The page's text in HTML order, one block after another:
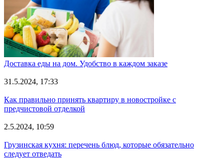
Доставка еды на дом. Удобство в каждом заказе
31.5.2024, 17:33
Как правильно принять квартиру в новостройке с
предчистовой отделкой
2.5.2024, 10:59
Грузинская кухня: перечень блюд, которые обязательно
следует отведать